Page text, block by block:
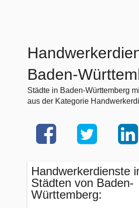
Baden-
Städte in Baden-Württemberg
aus der Kategorie
Handwerkerdienste
Städten von Baden-
Württemberg: